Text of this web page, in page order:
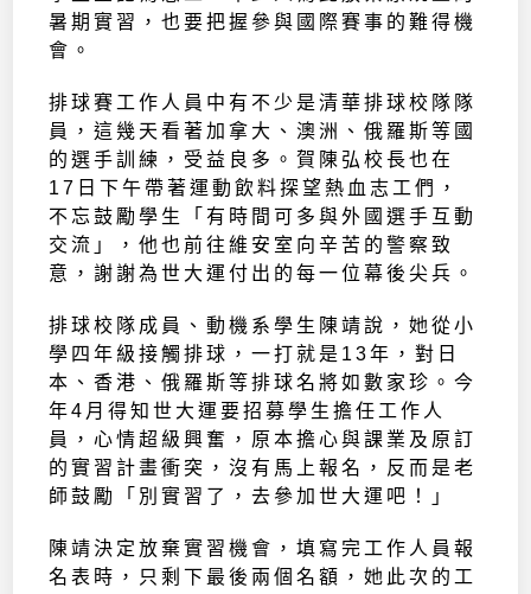
暑期實習，也要把握參與國際賽事的難得機
會。
排球賽工作人員中有不少是清華排球校隊隊
員，這幾天看著加拿大、澳洲、俄羅斯等國
的選手訓練，受益良多。賀陳弘校長也在
17日下午帶著運動飲料探望熱血志工們，
不忘鼓勵學生「有時間可多與外國選手互動
交流」，他也前往維安室向辛苦的警察致
意，謝謝為世大運付出的每一位幕後尖兵。
排球校隊成員、動機系學生陳靖說，她從小
學四年級接觸排球，一打就是13年，對日
本、香港、俄羅斯等排球名將如數家珍。今
年4月得知世大運要招募學生擔任工作人
員，心情超級興奮，原本擔心與課業及原訂
的實習計畫衝突，沒有馬上報名，反而是老
師鼓勵「別實習了，去參加世大運吧！」
陳靖決定放棄實習機會，填寫完工作人員報
名表時，只剩下最後兩個名額，她此次的工